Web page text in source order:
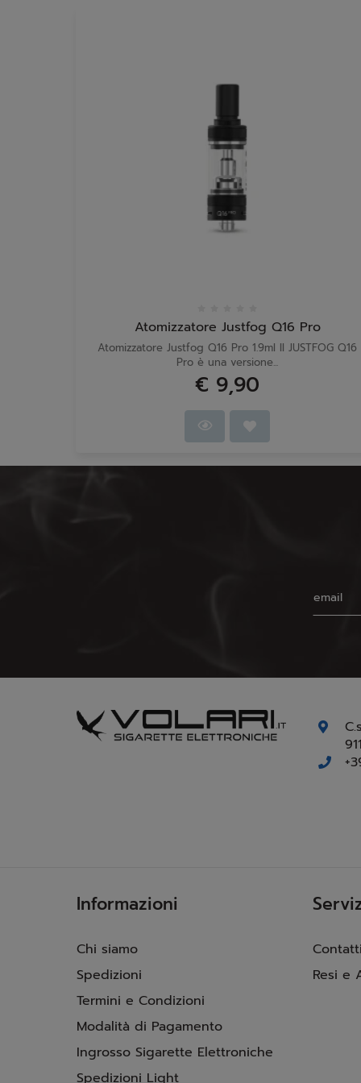
Atomizzatore Justfog Q16 Pro
Atomizzatore Justfog Q16 Pro 1.9ml Il JUSTFOG Q16
Pro è una versione...
€ 9,90
Informazioni
Chi siamo
Spedizioni
Termini e Condizioni
Modalità di Pagamento
Ingrosso Sigarette Elettroniche
Spedizioni Light
Contatti
Resi e